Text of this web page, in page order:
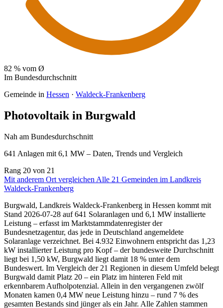
82 % vom Ø
Im Bundesdurchschnitt
Gemeinde in Hessen · Waldeck-Frankenberg
Photovoltaik in Burgwald
Nah am Bundesdurchschnitt
641 Anlagen mit 6,1 MW – Daten, Trends und Vergleich
Rang 20 von 21
Mit anderem Ort vergleichen Alle 21 Gemeinden im Landkreis
Waldeck-Frankenberg
Burgwald, Landkreis Waldeck-Frankenberg in Hessen kommt mit
Stand 2026-07-28 auf 641 Solaranlagen und 6,1 MW installierte
Leistung – erfasst im Marktstammdatenregister der
Bundesnetzagentur, das jede in Deutschland angemeldete
Solaranlage verzeichnet. Bei 4.932 Einwohnern entspricht das 1,23
kW installierter Leistung pro Kopf – der bundesweite Durchschnitt
liegt bei 1,50 kW, Burgwald liegt damit 18 % unter dem
Bundeswert. Im Vergleich der 21 Regionen in diesem Umfeld belegt
Burgwald damit Platz 20 – ein Platz im hinteren Feld mit
erkennbarem Aufholpotenzial. Allein in den vergangenen zwölf
Monaten kamen 0,4 MW neue Leistung hinzu – rund 7 % des
gesamten Bestands sind jünger als ein Jahr. Alle Zahlen stammen